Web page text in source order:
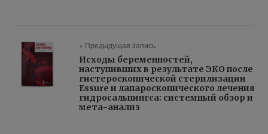
« Предыдущая запись
Исходы беременностей,
наступивших в результате ЭКО после
гистероскопической стерилизации
Essure и лапароскопического лечения
гидросальпингса: системный обзор и
мета-анализ